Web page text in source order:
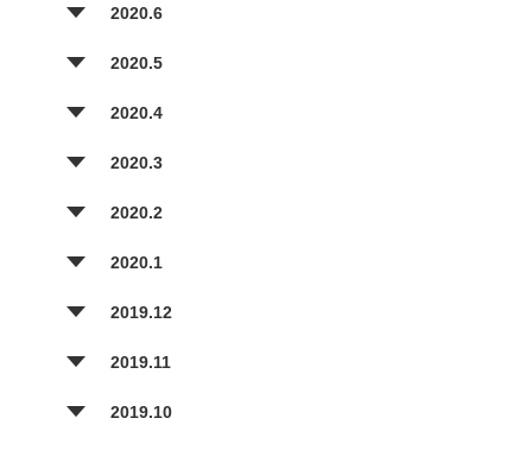
2020.6
2020.5
2020.4
2020.3
2020.2
2020.1
2019.12
2019.11
2019.10